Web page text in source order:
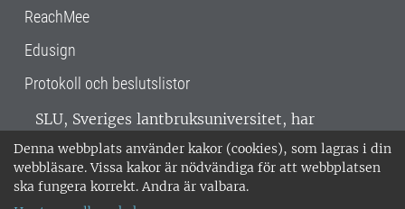
Denna webbplats använder kakor (cookies), som lagras i din
webbläsare. Vissa kakor är nödvändiga för att webbplatsen
ska fungera korrekt. Andra är valbara.
ReachMee
Edusign
Protokoll och beslutslistor
SLU, Sveriges lantbruksuniversitet, har
verksamhet över hela Sverige. Huvudorter är
Alnarp, Uppsala och Umeå.SLU är
miljöcertifierat enligt ISO 14001. •
018-67 10 00 • Org nr: 202100-2817 •